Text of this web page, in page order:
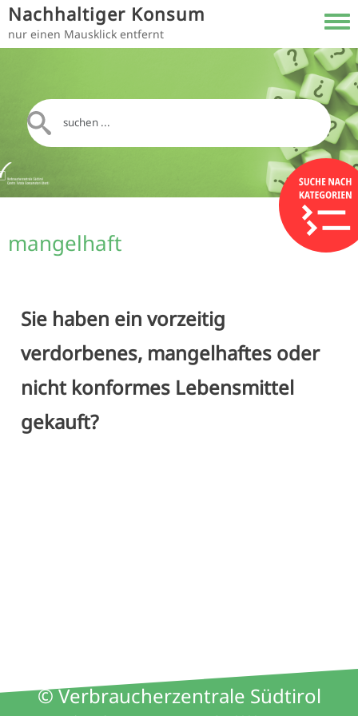
Direkt zum Inhalt
Nachhaltiger Konsum
nur einen Mausklick entfernt
mangelhaft
Sie haben ein vorzeitig
verdorbenes, mangelhaftes oder
nicht konformes Lebensmittel
gekauft?
© Verbraucherzentrale Südtirol